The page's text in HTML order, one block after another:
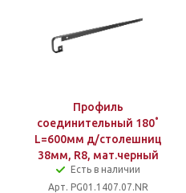
Профиль
соединительный 180˚
L=600мм д/столешниц
38мм, R8, мат.черный
Есть в наличии
Арт. PG01.1407.07.NR